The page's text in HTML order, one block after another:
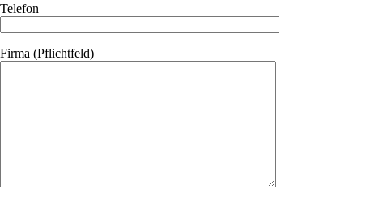
Telefon
Firma (Pflichtfeld)